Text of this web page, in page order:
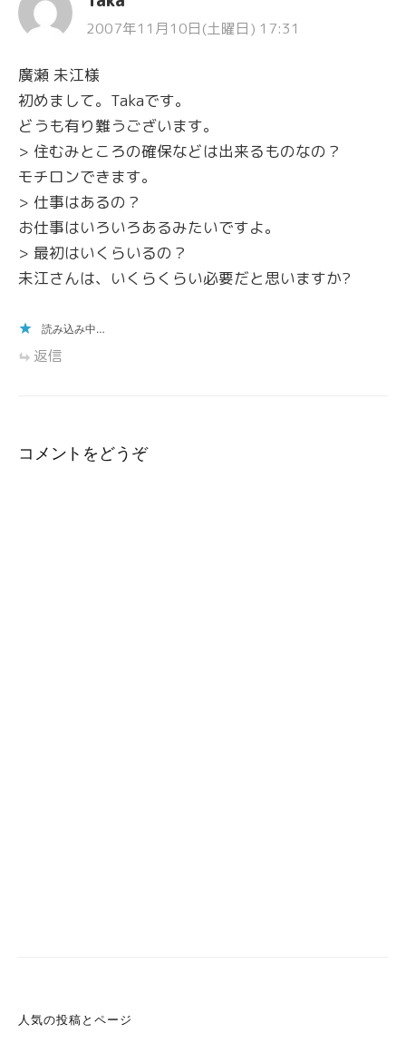
2007年11月10日(土曜日) 17:31
廣瀬 未江様
初めまして。Takaです。
どうも有り難うございます。
> 住むみところの確保などは出来るものなの？
モチロンできます。
> 仕事はあるの？
お仕事はいろいろあるみたいですよ。
> 最初はいくらいるの？
未江さんは、いくらくらい必要だと思いますか?
読み込み中…
返信
コメントをどうぞ
人気の投稿とページ